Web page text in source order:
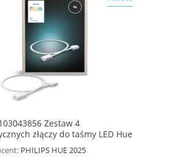
Zestaw 4
złączy do taśmy LED Hue
PHILIPS HUE 2025